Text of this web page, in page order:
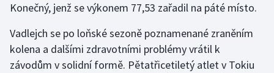
Futsal
Konečný, jenž se výkonem 77,53 zařadil na páté místo.
Vadlejch se po loňské sezoně poznamenané zraněním
kolena a dalšími zdravotními problémy vrátil k
závodům v solidní formě. Pětatřicetiletý atlet v Tokiu